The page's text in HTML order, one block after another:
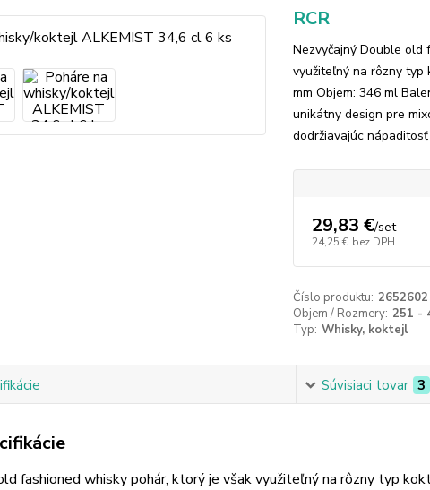
RCR
Nezvyčajný Double old
využiteľný na rôzny typ
mm Objem: 346 ml
unikátny design pre
dodržiavajúc
29,83 €/set
24,25 € bez DPH
Číslo produktu: 2652602
Objem / Rozmery: 251 -
Typ: Whisky, koktejl
Súvisiaci tovar 3
fashioned whisky pohár, ktorý je však využiteľný na rôzny typ